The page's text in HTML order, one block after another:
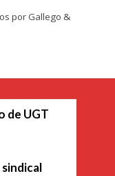
por Gallego &
de UGT